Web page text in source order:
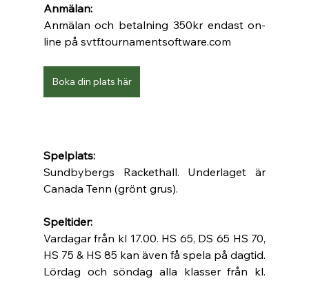
Anmälan:
Anmälan och betalning 350kr endast on-
line på svtf.tournamentsoftware.com
Boka din plats här
Spelplats:
Sundbybergs Rackethall. Underlaget är
Canada Tenn (grönt grus).
Speltider:
Vardagar från kl 17.00. HS 65, DS 65 HS 70,
HS 75 & HS 85 kan även få spela på dagtid.
Lördag och söndag alla klasser från kl.